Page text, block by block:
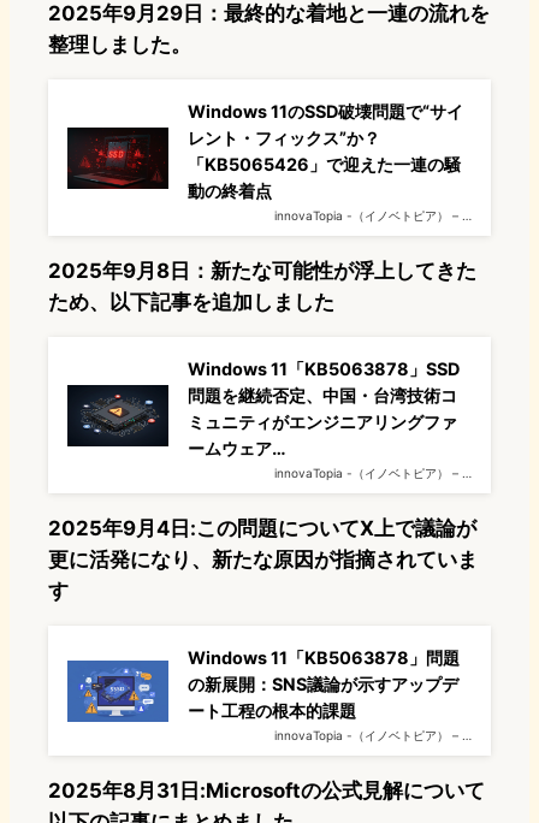
2025年9月29日：最終的な着地と一連の流れを
整理しました。
Windows 11のSSD破壊問題で“サイ
レント・フィックス”か？
「KB5065426」で迎えた一連の騒
動の終着点
innovaTopia -（イノベトピア） – …
2025年9月8日：新たな可能性が浮上してきた
ため、以下記事を追加しました
Windows 11「KB5063878」SSD
問題を継続否定、中国・台湾技術コ
ミュニティがエンジニアリングファ
ームウェア…
innovaTopia -（イノベトピア） – …
2025年9月4日:この問題についてX上で議論が
更に活発になり、新たな原因が指摘されていま
す
Windows 11「KB5063878」問題
の新展開：SNS議論が示すアップデ
ート工程の根本的課題
innovaTopia -（イノベトピア） – …
2025年8月31日:Microsoftの公式見解について